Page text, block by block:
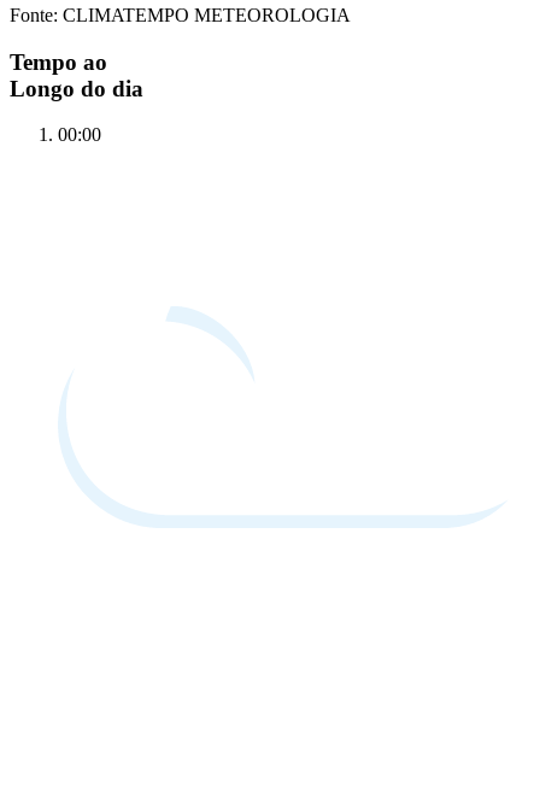
Fonte: CLIMATEMPO METEOROLOGIA
Tempo ao
Longo do dia
00:00